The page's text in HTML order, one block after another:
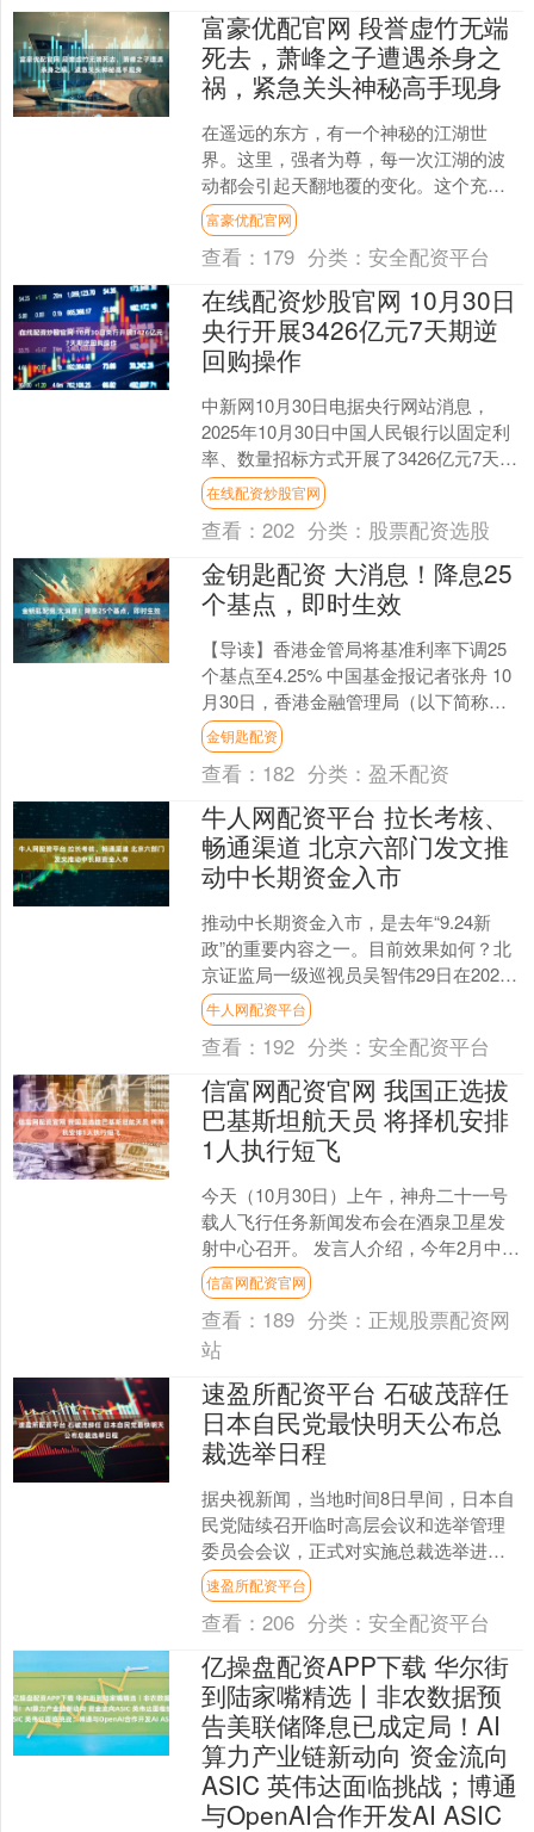
富豪优配官网 段誉虚竹无端
死去，萧峰之子遭遇杀身之
祸，紧急关头神秘高手现身
在遥远的东方，有一个神秘的江湖世
界。这里，强者为尊，每一次江湖的波
动都会引起天翻地覆的变化。这个充满
剑光和杀气的江湖，段誉和虚竹两位传
奇人物的突然死亡，震惊了整....
富豪优配官网
查看： 179 分类：安全配资平台
在线配资炒股官网 10月30日
央行开展3426亿元7天期逆
回购操作
中新网10月30日电据央行网站消息，
2025年10月30日中国人民银行以固定利
率、数量招标方式开展了3426亿元7天期
逆回购操作。具体情况如下： 图源：央
行网站....
在线配资炒股官网
查看：202 分类： 股票配资选股
金钥匙配资 大消息！降息25
个基点，即时生效
【导读】香港金管局将基准利率下调25
个基点至4.25% 中国基金报记者张舟 10
月30日，香港金融管理局（以下简称香
港金管局）将基准利率下调25个基点至
4.25....
金钥匙配资
查看： 182 分类：盈禾配资
牛人网配资平台 拉长考核、
畅通渠道 北京六部门发文推
动中长期资金入市
推动中长期资金入市，是去年“9.24新
政”的重要内容之一。目前效果如何？北
京证监局一级巡视员吴智伟29日在2025
金融街论坛年会上介绍了北京地区的进
展情况。 他....
牛人网配资平台
查看： 192 分类：安全配资平台
信富网配资官网 我国正选拔
巴基斯坦航天员 将择机安排
1人执行短飞
今天（10月30日）上午，神舟二十一号
载人飞行任务新闻发布会在酒泉卫星发
射中心召开。 发言人介绍，今年2月中巴
双方签署合作协议后，正式启动了巴基
斯坦航天员的选拔....
信富网配资官网
查看： 189 分类： 正规股票配资网
站
速盈所配资平台 石破茂辞任
日本自民党最快明天公布总
裁选举日程
据央视新闻，当地时间8日早间，日本自
民党陆续召开临时高层会议和选举管理
委员会会议，正式对实施总裁选举进行
讨论。选举的具体日程及形式或最快于
明天公布。当地时间7日....
速盈所配资平台
查看：206 分类：安全配资平台
亿操盘配资APP下载 华尔街
到陆家嘴精选丨非农数据预
告美联储降息已成定局！AI
算力产业链新动向 资金流向
ASIC 英伟达面临挑战；博通
与OpenAI合作开发AI ASIC